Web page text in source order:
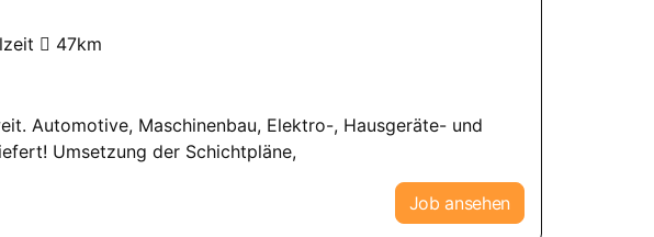
47km
Automotive, Maschinenbau, Elektro-, Hausgeräte- und
Umsetzung der Schichtpläne,
Job ansehen